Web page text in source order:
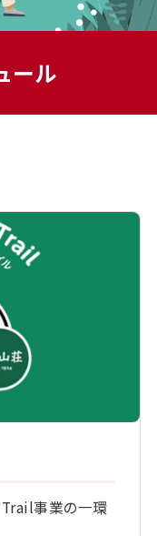
ール
Trail事業の一環